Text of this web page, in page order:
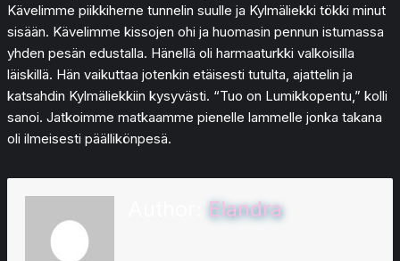
Kävelimme piikkiherne tunnelin suulle ja Kylmäliekki tökki minut
sisään. Kävelimme kissojen ohi ja huomasin pennun istumassa
yhden pesän edustalla. Hänellä oli harmaaturkki valkoisilla
läiskillä. Hän vaikuttaa jotenkin etäisesti tutulta, ajattelin ja
katsahdin Kylmäliekkiin kysyvästi. “Tuo on Lumikkopentu,” kolli
sanoi. Jatkoimme matkaamme pienelle lammelle jonka takana
oli ilmeisesti päällikönpesä.
Elandra